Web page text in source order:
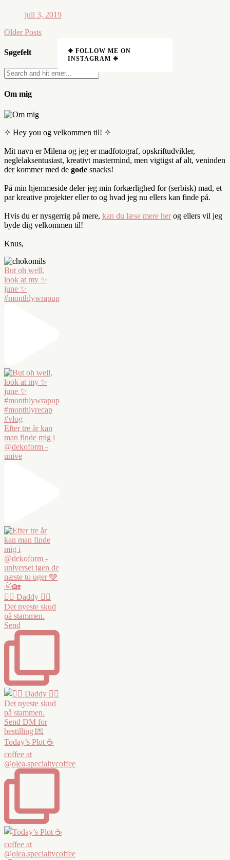
juli 3, 2019
Older Posts
Søgefelt
Om mig
✧ Hey you og velkommen til! ✧
Mit navn er Milena og jeg er madfotograf, opskriftudvikler,
neglelaksentusiast, kreativt mastermind, men vigtigst af alt, veninden
der kommer med de gode snacks!
På min hjemmeside deler jeg min forkærlighed for (serbisk) mad, et
par kreative projekter eller to og hvad jeg nu ellers kan finde på.
Hvis du er nysgerrig på mere, kan du læse mere her og ellers vil jeg
byde dig velkommen til!
Knus,
❈ FOLLOW ME ON
INSTAGRAM ❈
But oh well,
look at my ✨
june ✨
#monthlywrapup
Efter tre år kan
man finde mig i
@dekoform -
unive
❤️‍🔥 Daddy ❤️‍🔥
Det nyeste skud
på stammen.
Send
Today’s Plot ☕️
coffee at
@olea.specialtycoffee